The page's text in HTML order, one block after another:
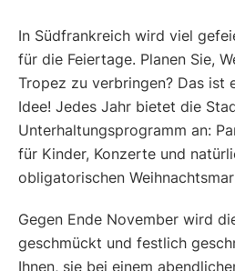
In Südfrankreich wird viel
für die Feiertage. Planen Sie,
Tropez zu verbringen? Das ist
Idee! Jedes Jahr bietet die
Unterhaltungsprogramm an:
für Kinder, Konzerte und
obligatorischen
Gegen Ende November wird
geschmückt und festlich
Ihnen, sie bei einem